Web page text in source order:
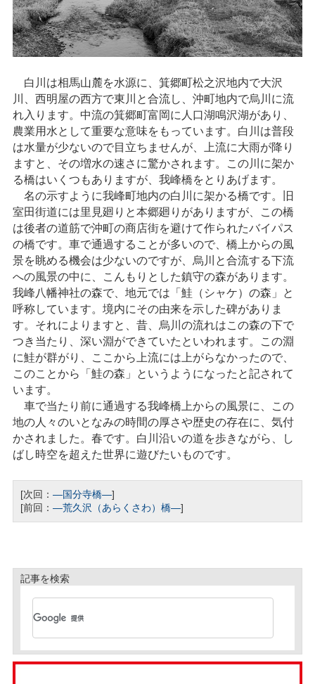
白川は相馬山麓を水源に、箕郷町松之沢地内で大沢
川、西明屋の西方で東川と合流し、沖町地内で烏川に流
れ入ります。中流の箕郷町富岡に人口湖鳴沢湖があり、
農業用水として重要な意味をもっています。白川は普段
は水量が少ないので目立ちませんが、上流に大雨が降り
ますと、その増水の速さに驚かされます。この川に架か
る橋はいくつもありますが、我峰橋をとりあげます。
名の示すように我峰町地内の白川に架かる橋です。旧
室田街道には里見廻りと本郷廻りがありますが、この橋
は後者の道筋で沖町の商店街を避けて作られたバイパス
の橋です。車で通過することが多いので、橋上からの風
景を眺める機会は少ないのですが、烏川と合流する下流
への風景の中に、こんもりとした鎮守の森があります。
我峰八幡神社の森で、地元では「鮭（シャケ）の森」と
呼称しています。境内にその由来を示した碑がありま
す。それによりますと、昔、烏川の流れはこの森の下で
つき当たり、深い淵ができていたといわれます。この淵
に鮭が群がり、ここから上流には上がらなかったので、
このことから「鮭の森」というようになったと記されて
います。
車で当たり前に通過する我峰橋上からの風景に、この
地の人々のいとなみの時間の厚さや歴史の存在に、気付
かされました。春です。白川沿いの道を歩きながら、し
ばし時空を超えた世界に遊びたいものです。
[次回： ―国分寺橋―]
[前回： —荒久沢（あらくさわ）橋―]
記事を検索